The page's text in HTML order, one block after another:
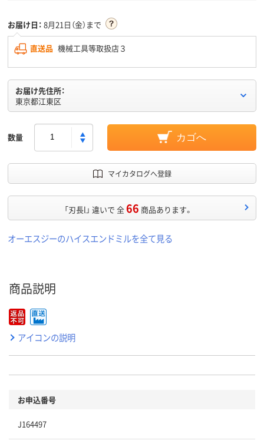
お届け日： 8月21日（金）まで
直送品 機械工具等取扱店３
お届け先住所：
東京都江東区
数量 カゴへ
マイカタログへ登録
「刃長l」 違いで 全66 商品あります。
オーエスジーのハイスエンドミルを全て見る
商品説明
アイコンの説明
お申込番号
J164497